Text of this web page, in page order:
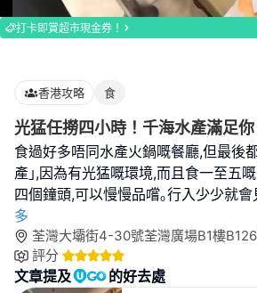
Loaded:
100.00%
打卡即賞超市現金券！
香港攻略 食
光猛任撈四小時！千海水產滿足
食過好多唔同水產火鍋嘅餐廳,但最後
產｣,因為有光猛嘅環境,而且食一至五
四個鐘頭,可以慢慢品嚐｡行入少少就
多
荃灣大壩街4-30號荃灣廣場B1樓
評分
文章提及 的好去處